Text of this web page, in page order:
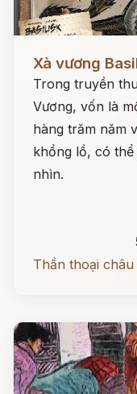
Xà vương
Trong truyền
Vương, vốn là
hàng trăm năm
khổng lồ, có
nhìn.
Thần thoại châu